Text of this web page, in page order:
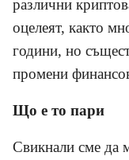
различни
оцелеят, както
години, но
промени
Що е то пари
Свикнали сме да